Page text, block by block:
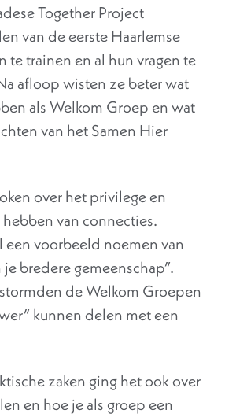
Together Project
van de eerste Haarlemse
te trainen en al hun vragen te
afloop wisten ze beter wat
als Welkom Groep en wat
van het Samen Hier
over het privilege en
van connecties.
een voorbeeld noemen van
bredere gemeenschap”.
de Welkom Groepen
kunnen delen met een
zaken ging het ook over
en hoe je als groep een